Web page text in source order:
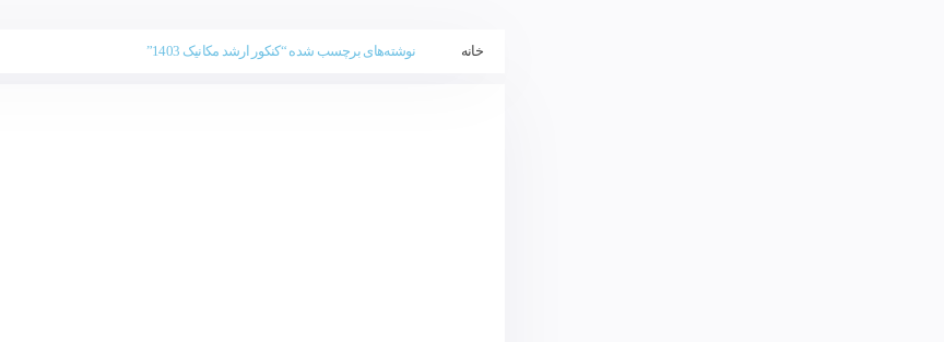
خانه نوشته‌های برچسب شده “کنکور ارشد مکانیک 1403”